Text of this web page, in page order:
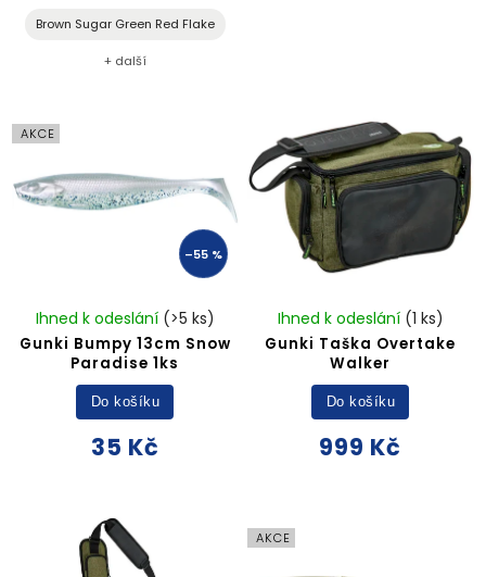
Brown Sugar Green Red Flake
+ další
AKCE
–55 %
Gunki Bumpy 13cm Snow
Paradise 1ks
Ihned k odeslání (>5 ks)
35 Kč
Do košíku
Gunki Taška Overtake
Walker
Ihned k odeslání (1 ks)
999 Kč
Do košíku
AKCE